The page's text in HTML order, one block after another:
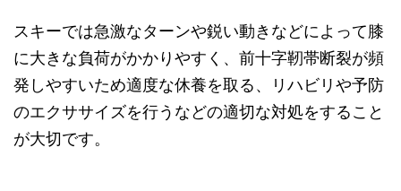
スキーでは急激なターンや鋭い動きなどによって膝
に大きな負荷がかかりやすく、前十字靭帯断裂が頻
発しやすいため適度な休養を取る、リハビリや予防
のエクササイズを行うなどの適切な対処をすること
が大切です。